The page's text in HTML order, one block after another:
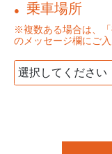
● 乗車場所
※複数ある場合は、
のメッセージ欄にご